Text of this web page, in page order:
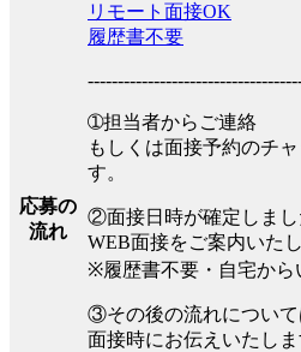
応募の
流れ
リモート面接OK
履歴書不要
➀担当者からご連絡
もしくは面接予約のチ
す。
②面接日時が確定しまし
WEB面接をご案内いたし
※履歴書不要・自宅から
③その後の流れについて
面接時にお伝えいたしま